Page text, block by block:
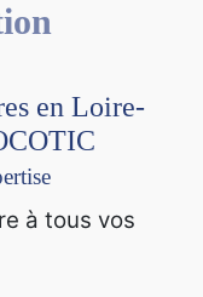
en Loire-
à tous vos